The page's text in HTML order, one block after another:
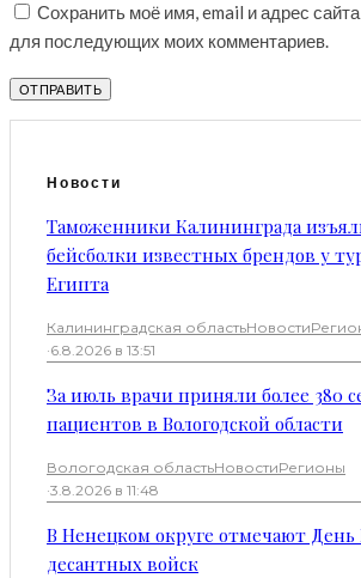
Сохранить моё имя, email и адрес
для последующих моих комментариев.
Новости
Таможенники Калининграда
бейсболки известных брендов у
Египта
Калининградская областьНовости
·6.8.2026 в 13:51
За июль врачи приняли более 380
пациентов в Вологодской области
Вологодская областьНовостиРегионы
·3.8.2026 в 11:48
В Ненецком округе отмечают
десантных войск